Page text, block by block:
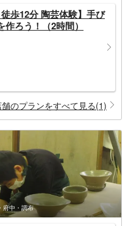
徒歩12分 陶芸体験】手び
ろう！（2時間）
舗のプランをすべて見る(1)
府中・調布